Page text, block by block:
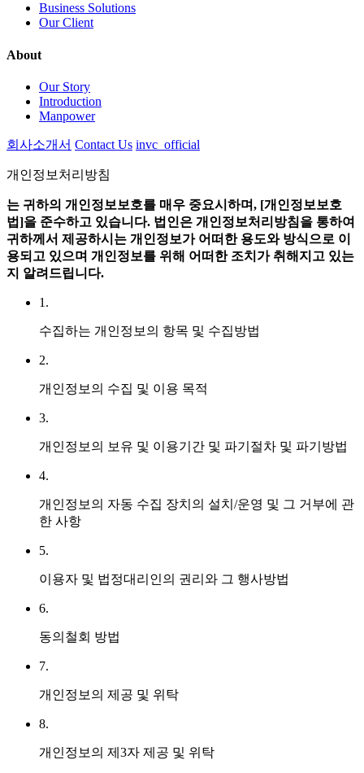
Business Solutions
Our Client
About
Our Story
Introduction
Manpower
회사소개서 Contact Us invc_official
개인정보처리방침
는 귀하의 개인정보보호를 매우 중요시하며, [개인정보보호
법]을 준수하고 있습니다. 법인은 개인정보처리방침을 통하여
귀하께서 제공하시는 개인정보가 어떠한 용도와 방식으로 이
용되고 있으며 개인정보를 위해 어떠한 조치가 취해지고 있는
지 알려드립니다.
1.
수집하는 개인정보의 항목 및 수집방법
2.
개인정보의 수집 및 이용 목적
3.
개인정보의 보유 및 이용기간 및 파기절차 및 파기방법
4.
개인정보의 자동 수집 장치의 설치/운영 및 그 거부에 관
한 사항
5.
이용자 및 법정대리인의 권리와 그 행사방법
6.
동의철회 방법
7.
개인정보의 제공 및 위탁
8.
개인정보의 제3자 제공 및 위탁